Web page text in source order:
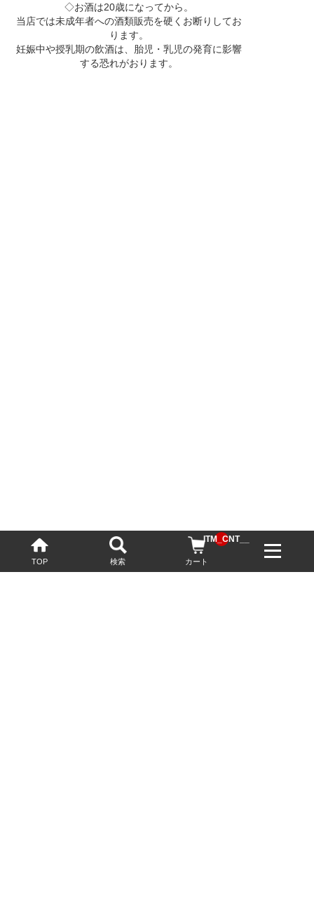
TOP 検索 カート
__ITM_CNT__
◇お酒は20歳になってから。
当店では未成年者への酒類販売を硬くお断りしてお
ります。
妊娠中や授乳期の飲酒は、胎児・乳児の発育に影響
する恐れがおります。